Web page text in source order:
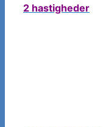
2 hastigheder